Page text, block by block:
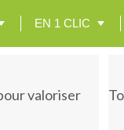
EN 1 CLIC
valoriser